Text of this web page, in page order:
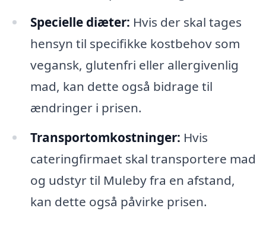
Specielle diæter: Hvis der skal tages
hensyn til specifikke kostbehov som
vegansk, glutenfri eller allergivenlig
mad, kan dette også bidrage til
ændringer i prisen.
Transportomkostninger: Hvis
cateringfirmaet skal transportere mad
og udstyr til Muleby fra en afstand,
kan dette også påvirke prisen.